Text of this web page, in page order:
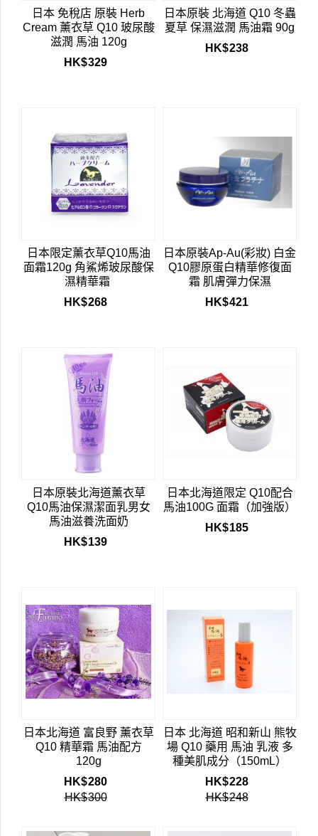
日本 免稅店 原裝 Herb
Cream 薰衣草 Q10 玻尿酸
滋潤 馬油 120g
HK$329
日本原裝 北海道 Q10 冬蟲
夏草 保濕滋潤 馬油霜 90g
HK$238
日本限定薰衣草Q10馬油
面霜120g 角鯊烯玻尿酸保
濕精華霜
HK$268
日本原裝Ap-Au(彩妝) 白金
Q10膠原蛋白精華修復面
霜 肌膚彈力保濕
HK$421
日本原裝北海道薰衣草
Q10馬油保濕潔面乳男女
馬油滋養洗面奶
HK$139
日本北海道限定 Q10配合
馬油100G 面霜（加強版）
HK$185
日本北海道 富良野 薰衣草
Q10 精華霜 馬油配方
120g
HK$280
HK$300
日本 北海道 昭和新山 熊牧
場 Q10 藥用 馬油 乳液 多
種美肌成分（150mL）
HK$228
HK$248